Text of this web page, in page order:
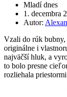
Mladí dnes
1. decembra
Autor:
Vzali do rúk bubny,
originálne i
najväčší hluk, a
to bolo presne
rozliehala